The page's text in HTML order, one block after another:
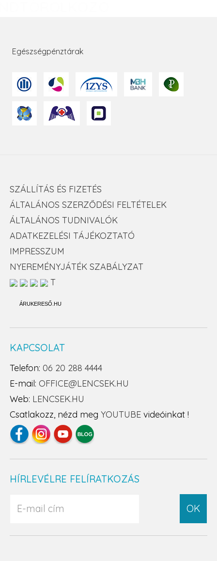
Egészségpénztárak
SZÁLLÍTÁS ÉS FIZETÉS
ÁLTALÁNOS SZERZŐDÉSI FELTÉTELEK
ÁLTALÁNOS TUDNIVALÓK
ADATKEZELÉSI TÁJÉKOZTATÓ
IMPRESSZUM
NYEREMÉNYJÁTÉK SZABÁLYZAT
T
ÁRUKERESŐ.HU
KAPCSOLAT
Telefon: 06 20 288 4444
E-mail: OFFICE@LENCSEK.HU
Web: LENCSEK.HU
Csatlakozz, nézd meg YOUTUBE videóinkat !
HÍRLEVÉLRE FELÍRATKOZÁS
OK